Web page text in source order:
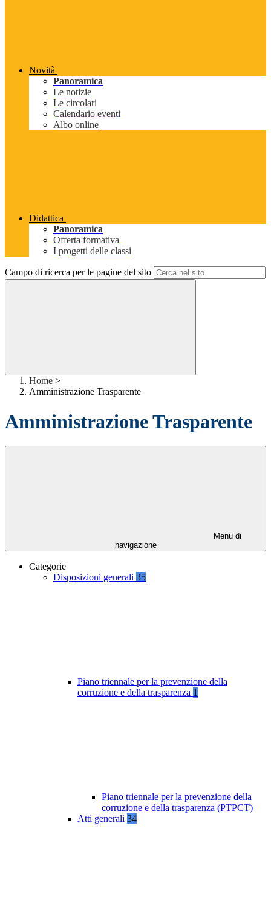
Novità
Panoramica
Le notizie
Le circolari
Calendario eventi
Albo online
Didattica
Panoramica
Offerta formativa
I progetti delle classi
Campo di ricerca per le pagine del sito
Home >
Amministrazione Trasparente
Amministrazione Trasparente
Menu di
navigazione
Categorie
Disposizioni generali 35
Piano triennale per la prevenzione della
corruzione e della trasparenza 1
Piano triennale per la prevenzione della
corruzione e della trasparenza (PTPCT)
Atti generali 34